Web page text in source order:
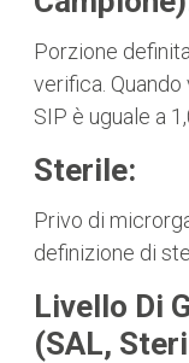
Porzione
verifica.
SIP è uguale a
Sterile:
Privo di
definizione di
Livello Di
(SAL,